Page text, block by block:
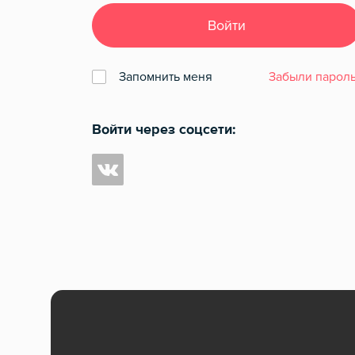
Войти
Запомнить меня Забыли
Войти через соцсети: